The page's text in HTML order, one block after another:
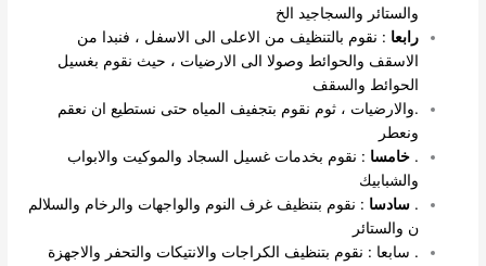
والستائر والسجاجيد الخ
رابعا : نقوم بالتنظيف من الاعلى الى الاسفل ، فنبدا من
الاسقف والحوائط وصولا الى الارضيات ، حيث نقوم بغسيل
الحوائط والسقف
.والارضيات ، ثوم نقوم بتجفيف المياه حتى نستطيع ان نعقم
ونعطر
.خامسا : نقوم بخدمات غسيل السجاد والموكيت والابواب
والشبابيك
.سادسا : نقوم بتنظيف غرف النوم والواجهات والرخام والسلالم
ن والستائر
. سابعا : نقوم بتنظيف الكراجات والانتيكات والتحفر والاجهزة